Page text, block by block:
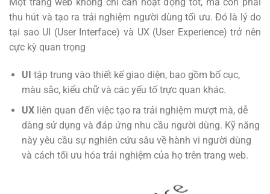
thu hút và tạo ra trải nghiệm người dùng tối ưu. Đó là lý do
tại sao UI (User Interface) và UX (User Experience) trở nên
cực kỳ quan trọng
UI tập trung vào thiết kế giao diện, bao gồm bố cục,
màu sắc, kiểu chữ và các yếu tố trực quan khác.
UXliên quan đến việc tạo ra trải nghiệm mượt mà, dễ
dàng sử dụng và đáp ứng nhu cầu người dùng. Kỹ năng
này yêu cầu sự nghiên cứu sâu về hành vi người dùng
và cách tối ưu hóa trải nghiệm của họ trên trang web.